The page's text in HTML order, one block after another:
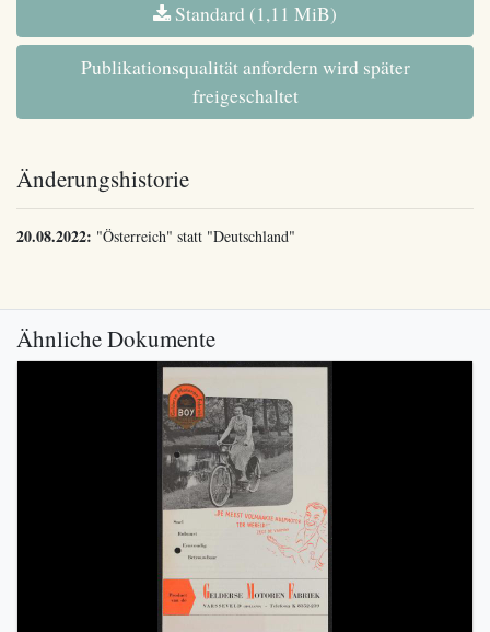
Standard (1,11 MiB)
Publikationsqualität anfordern wird später
freigeschaltet
Änderungshistorie
20.08.2022: "Österreich" statt "Deutschland"
Ähnliche Dokumente